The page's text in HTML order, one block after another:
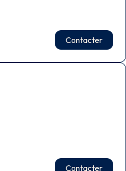
Contacter
Contacter